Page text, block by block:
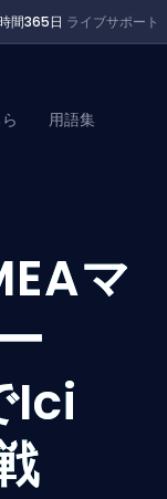
間365日 ライブサポート
用語集
マ
Ici